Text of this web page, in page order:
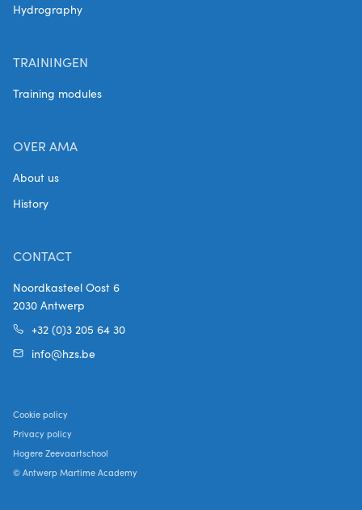
Hydrography
TRAININGEN
Training modules
OVER AMA
About us
History
CONTACT
Noordkasteel Oost 6
2030 Antwerp
+32 (0)3 205 64 30
info@hzs.be
Cookie policy
Privacy policy
Hogere Zeevaartschool
© Antwerp Martime Academy